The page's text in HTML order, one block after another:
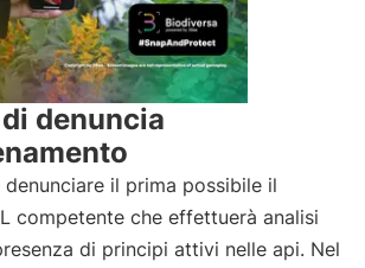
denuncia
denunciare il prima possibile il
competente che effettuerà analisi
di principi attivi nelle api. Nel